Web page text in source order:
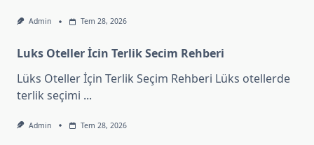
Admin Tem 28, 2026
Luks Oteller İcin Terlik Secim Rehberi
Lüks Oteller İçin Terlik Seçim Rehberi Lüks otellerde
terlik seçimi ...
Admin Tem 28, 2026